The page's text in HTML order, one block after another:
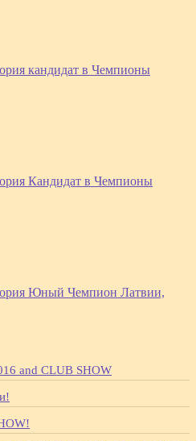
кандидат в Чемпионы
Кандидат в Чемпионы
Юный Чемпион Латвии,
and CLUB SHOW